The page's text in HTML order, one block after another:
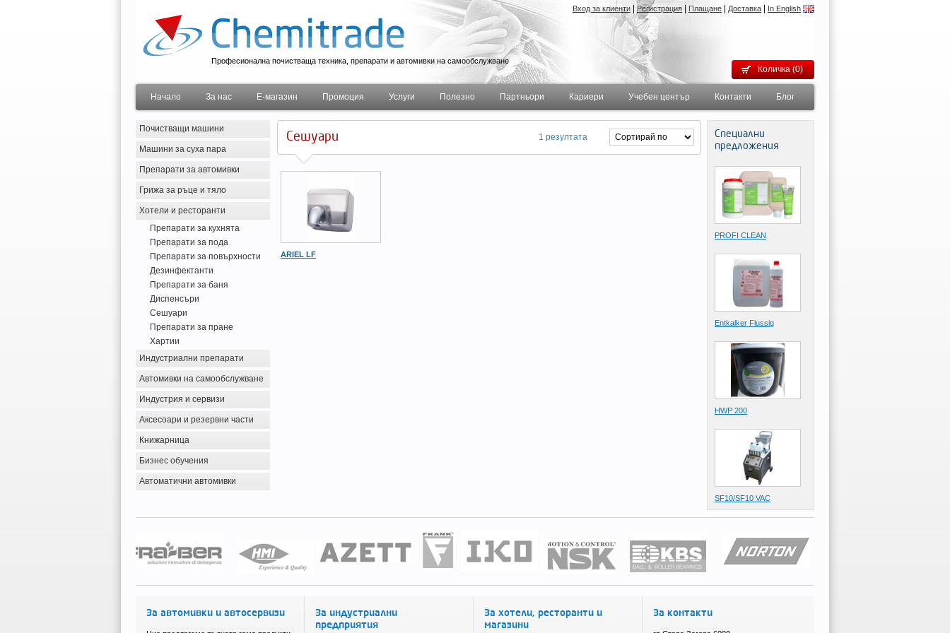
Професионална почистваща техника, препарати и автомивки на самообслужване
Вход за клиенти |Регистрация Плащане Доставка In English
Начало За нас Е-магазин Промоция Услуги Полезно Партньори Кариери Учебен център Контакти Блог
Количка (0)
Почистващи машини
Машини за суха пара
Препарати за автомивки
Грижа за ръце и тяло
Хотели и ресторанти
Препарати за кухнята
Препарати за пода
Препарати за повърхности
Дезинфектанти
Препарати за баня
Диспенсъри
Сешуари
Препарати за пране
Хартии
Индустриални препарати
Автомивки на самообслужване
Индустрия и сервизи
Аксесоари и резервни части
Книжарница
Бизнес обучения
Автоматични автомивки
Сешуари 1 резултата
ARIEL LF
Специални
предложения
PROFI CLEAN
Entkalker Flussig
HWP 200
SF10/SF10 VAC
За автомивки и автосервизи
За индустриални
предприятия
За хотели, ресторанти и
магазини
За контакти